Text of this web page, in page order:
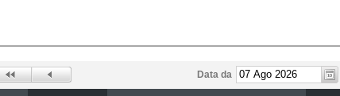
Data da